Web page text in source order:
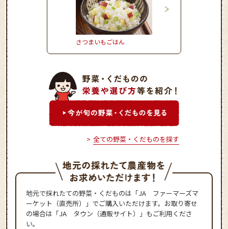
さつまいもごはん
かぼちゃのとろーりク
ムコロッケ
全ての野菜・くだものを探す
地元で採れたての野菜・くだものは「JA ファーマーズマ
ーケット（直売所）」でご購入いただけます。お取り寄せ
の場合は「JA タウン（通販サイト）」もご利用くださ
い。